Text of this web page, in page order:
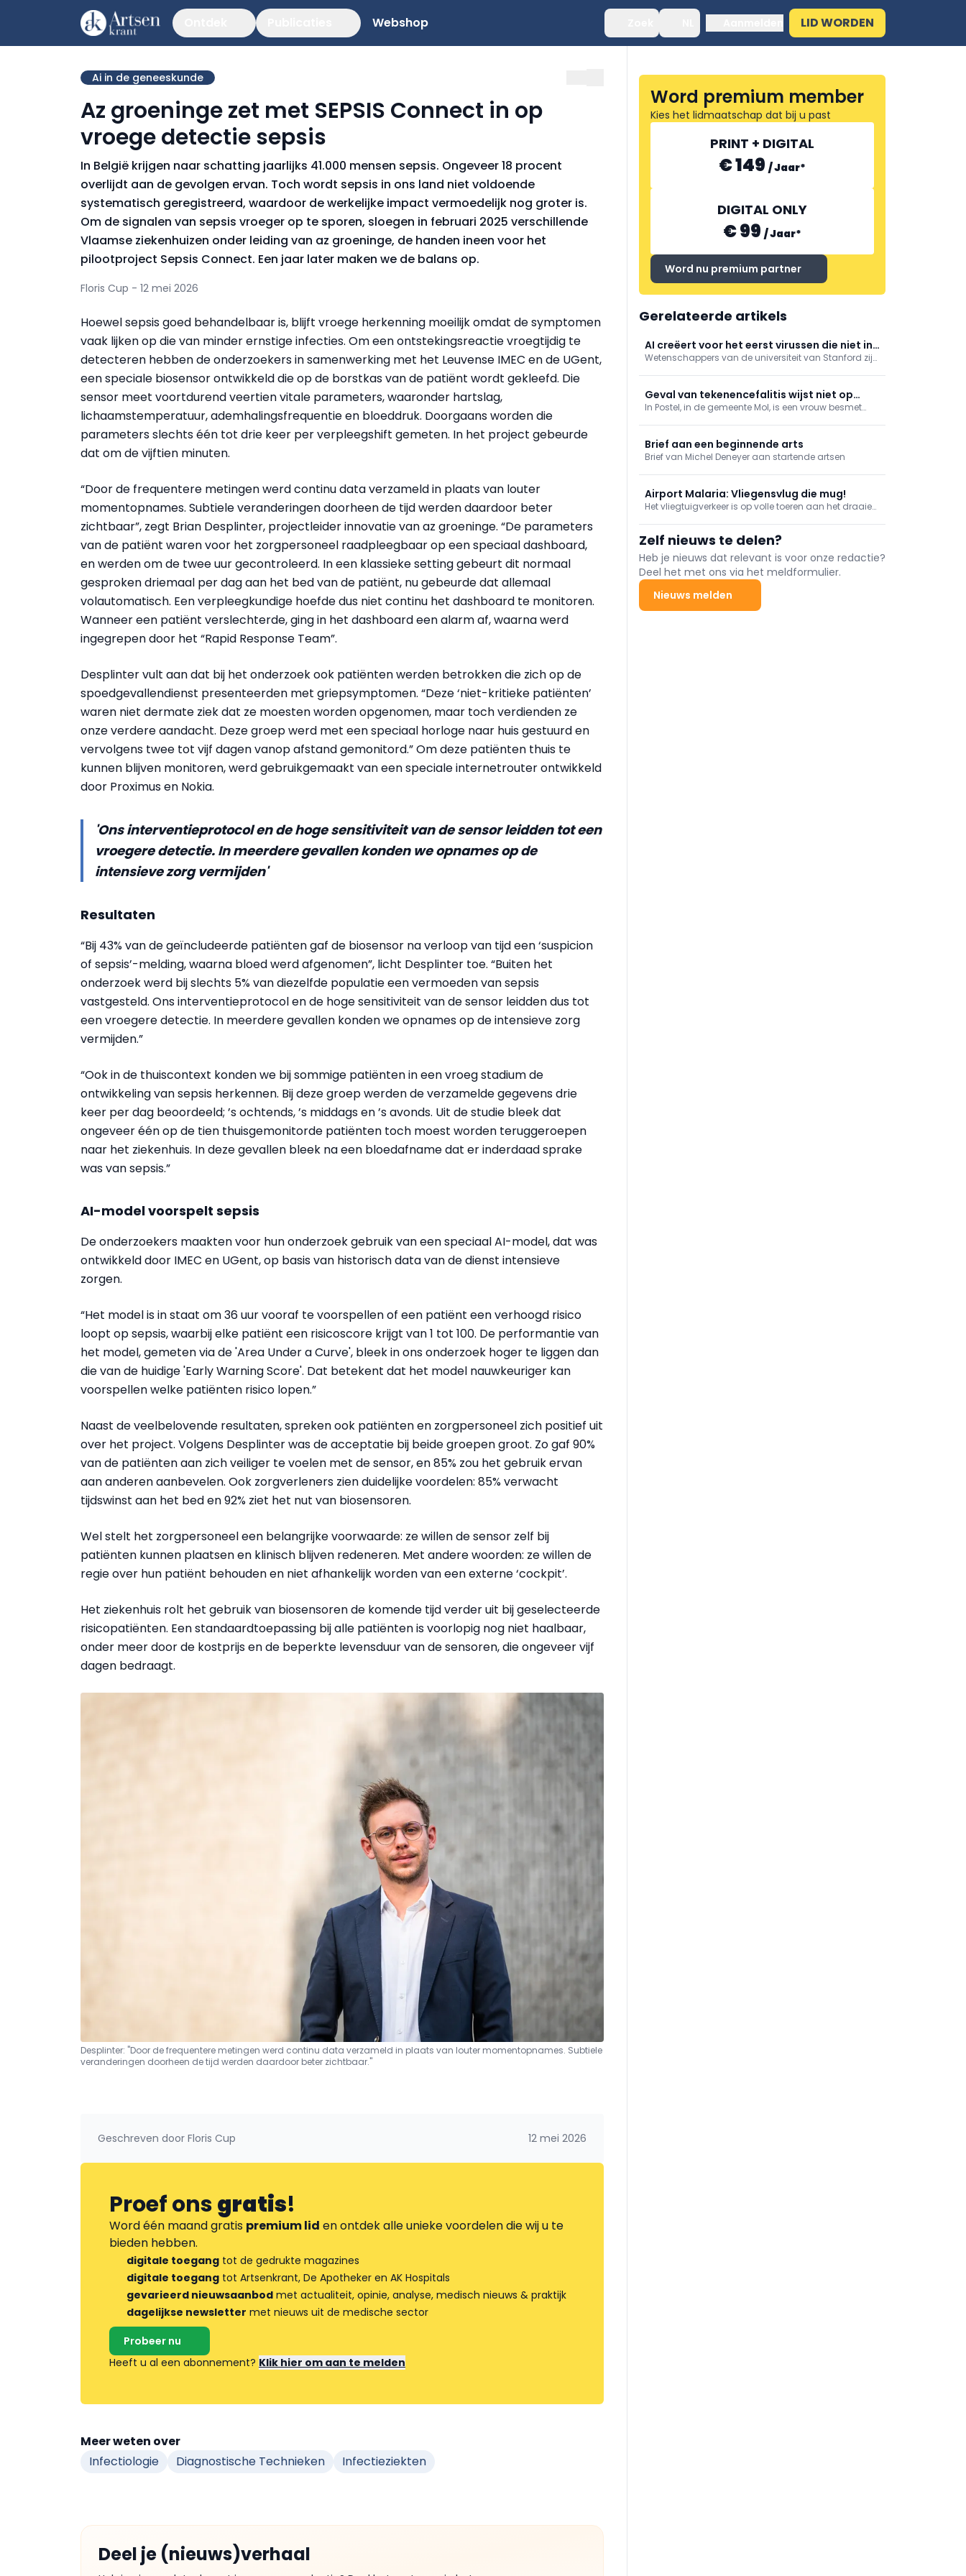
Webshop LID WORDEN
Ai in de geneeskunde
Az groeninge zet met SEPSIS Connect in op
vroege detectie sepsis
In België krijgen naar schatting jaarlijks 41.000 mensen sepsis. Ongeveer 18 procent
overlijdt aan de gevolgen ervan. Toch wordt sepsis in ons land niet voldoende
systematisch geregistreerd, waardoor de werkelijke impact vermoedelijk nog groter is.
Om de signalen van sepsis vroeger op te sporen, sloegen in februari 2025 verschillende
Vlaamse ziekenhuizen onder leiding van az groeninge, de handen ineen voor het
pilootproject Sepsis Connect. Een jaar later maken we de balans op.
Floris Cup - 12 mei 2026
Hoewel sepsis goed behandelbaar is, blijft vroege herkenning moeilijk omdat de symptomen
vaak lijken op die van minder ernstige infecties. Om een ontstekingsreactie vroegtijdig te
detecteren hebben de onderzoekers in samenwerking met het Leuvense IMEC en de UGent,
een speciale biosensor ontwikkeld die op de borstkas van de patiënt wordt gekleefd. Die
sensor meet voortdurend veertien vitale parameters, waaronder hartslag,
lichaamstemperatuur, ademhalingsfrequentie en bloeddruk. Doorgaans worden die
parameters slechts één tot drie keer per verpleegshift gemeten. In het project gebeurde
dat om de vijftien minuten.
“Door de frequentere metingen werd continu data verzameld in plaats van louter
momentopnames. Subtiele veranderingen doorheen de tijd werden daardoor beter
zichtbaar”, zegt Brian Desplinter, projectleider innovatie van az groeninge. “De parameters
van de patiënt waren voor het zorgpersoneel raadpleegbaar op een speciaal dashboard,
en werden om de twee uur gecontroleerd. In een klassieke setting gebeurt dit normaal
gesproken driemaal per dag aan het bed van de patiënt, nu gebeurde dat allemaal
volautomatisch. Een verpleegkundige hoefde dus niet continu het dashboard te monitoren.
Wanneer een patiënt verslechterde, ging in het dashboard een alarm af, waarna werd
ingegrepen door het “Rapid Response Team”.
Desplinter vult aan dat bij het onderzoek ook patiënten werden betrokken die zich op de
spoedgevallendienst presenteerden met griepsymptomen. “Deze ‘niet-kritieke patiënten’
waren niet dermate ziek dat ze moesten worden opgenomen, maar toch verdienden ze
onze verdere aandacht. Deze groep werd met een speciaal horloge naar huis gestuurd en
vervolgens twee tot vijf dagen vanop afstand gemonitord.” Om deze patiënten thuis te
kunnen blijven monitoren, werd gebruikgemaakt van een speciale internetrouter ontwikkeld
door Proximus en Nokia.
'Ons interventieprotocol en de hoge sensitiviteit van de sensor leidden tot een
vroegere detectie. In meerdere gevallen konden we opnames op de
intensieve zorg vermijden'
Resultaten
“Bij 43% van de geïncludeerde patiënten gaf de biosensor na verloop van tijd een ‘suspicion
of sepsis’-melding, waarna bloed werd afgenomen”, licht Desplinter toe. “Buiten het
onderzoek werd bij slechts 5% van diezelfde populatie een vermoeden van sepsis
vastgesteld. Ons interventieprotocol en de hoge sensitiviteit van de sensor leidden dus tot
een vroegere detectie. In meerdere gevallen konden we opnames op de intensieve zorg
vermijden.”
“Ook in de thuiscontext konden we bij sommige patiënten in een vroeg stadium de
ontwikkeling van sepsis herkennen. Bij deze groep werden de verzamelde gegevens drie
keer per dag beoordeeld; ’s ochtends, ’s middags en ’s avonds. Uit de studie bleek dat
ongeveer één op de tien thuisgemonitorde patiënten toch moest worden teruggeroepen
naar het ziekenhuis. In deze gevallen bleek na een bloedafname dat er inderdaad sprake
was van sepsis.”
AI-model voorspelt sepsis
De onderzoekers maakten voor hun onderzoek gebruik van een speciaal AI-model, dat was
ontwikkeld door IMEC en UGent, op basis van historisch data van de dienst intensieve
zorgen.
“Het model is in staat om 36 uur vooraf te voorspellen of een patiënt een verhoogd risico
loopt op sepsis, waarbij elke patiënt een risicoscore krijgt van 1 tot 100. De performantie van
het model, gemeten via de 'Area Under a Curve', bleek in ons onderzoek hoger te liggen dan
die van de huidige 'Early Warning Score'. Dat betekent dat het model nauwkeuriger kan
voorspellen welke patiënten risico lopen.”
Naast de veelbelovende resultaten, spreken ook patiënten en zorgpersoneel zich positief uit
over het project. Volgens Desplinter was de acceptatie bij beide groepen groot. Zo gaf 90%
van de patiënten aan zich veiliger te voelen met de sensor, en 85% zou het gebruik ervan
aan anderen aanbevelen. Ook zorgverleners zien duidelijke voordelen: 85% verwacht
tijdswinst aan het bed en 92% ziet het nut van biosensoren.
Wel stelt het zorgpersoneel een belangrijke voorwaarde: ze willen de sensor zelf bij
patiënten kunnen plaatsen en klinisch blijven redeneren. Met andere woorden: ze willen de
regie over hun patiënt behouden en niet afhankelijk worden van een externe ‘cockpit’.
Het ziekenhuis rolt het gebruik van biosensoren de komende tijd verder uit bij geselecteerde
risicopatiënten. Een standaardtoepassing bij alle patiënten is voorlopig nog niet haalbaar,
onder meer door de kostprijs en de beperkte levensduur van de sensoren, die ongeveer vijf
dagen bedraagt.
Desplinter: "Door de frequentere metingen werd continu data verzameld in plaats van louter momentopnames. Subtiele
veranderingen doorheen de tijd werden daardoor beter zichtbaar."
Geschreven door Floris Cup 12 mei 2026
Proef onsgratis!
Word één maand gratis premium lid en ontdek alle unieke voordelen die wij u te
bieden hebben.
digitale toegang tot de gedrukte magazines
digitale toegang tot Artsenkrant, De Apotheker en AK Hospitals
gevarieerd nieuwsaanbod met actualiteit, opinie, analyse, medisch nieuws & praktijk
dagelijkse newsletter met nieuws uit de medische sector
Probeer nu
Heeft u al een abonnement? Klik hier om aan te melden
Meer weten over
Infectiologie
Diagnostische Technieken Infectieziekten
Deel je (nieuws)verhaal
Word premium member
Kies het lidmaatschap dat bij u past
PRINT + DIGITAL
€ 149 /Jaar*
DIGITAL ONLY
€ 99 /Jaar*
Word nu premium partner
Gerelateerde artikels
AI creëert voor het eerst virussen die niet in
natuur voorkomen
Wetenschappers van de universiteit van Stanford zijn
artificiële intelligentie (AI)
Geval van tekenencefalitis wijst niet op
opmars
In Postel, in de gemeente Mol, is een vrouw besmet
Zorg bevestigt het nieuws.
Brief aan een beginnende arts
Brief van Michel Deneyer aan startende artsen
Airport Malaria: Vliegensvlug die mug!
Het vliegtuigverkeer is op volle toeren aan het draaien
namelijk ‘Airport Malaria’ (Aviation Direct, 2026).
Zelf nieuws te delen?
Heb je nieuws dat relevant is voor onze redactie?
Deel het met ons via het meldformulier.
Nieuws melden